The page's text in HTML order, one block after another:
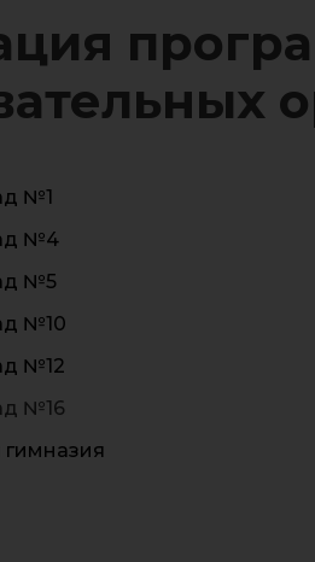
№1
№4
№5
№10
№12
№16
гимназия